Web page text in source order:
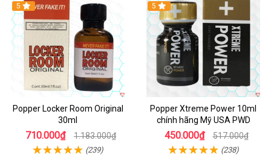
5
Popper Locker Room Original
30ml
710.000₫ 1.183.000₫
(239)
Hot
5
Popper Xtreme Power 10ml
chính hãng Mỹ USA PWD
450.000₫ 517.000₫
(238)